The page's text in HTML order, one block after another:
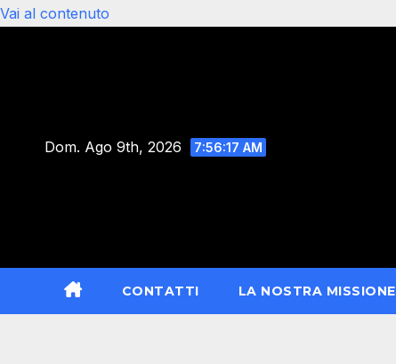
Vai al contenuto
Dom. Ago 9th, 2026 7:56:18 AM
CONTATTI LA NOSTRA MISSIONE